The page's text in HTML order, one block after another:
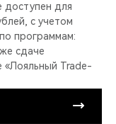
доступен для
с учетом
программам:
сдаче
«Лояльный Trade-